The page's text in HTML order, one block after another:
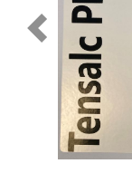
Previous